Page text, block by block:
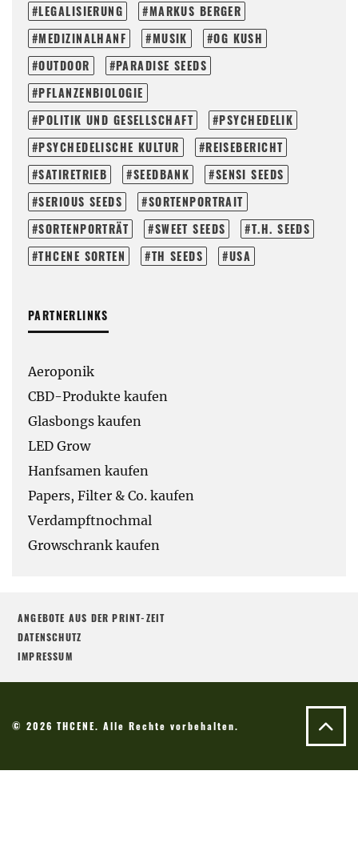
LEGALISIERUNG
MARKUS BERGER
MEDIZINALHANF
MUSIK
OG KUSH
OUTDOOR
PARADISE SEEDS
PFLANZENBIOLOGIE
POLITIK UND GESELLSCHAFT
PSYCHEDELIK
PSYCHEDELISCHE KULTUR
REISEBERICHT
SATIRETRIEB
SEEDBANK
SENSI SEEDS
SERIOUS SEEDS
SORTENPORTRAIT
SORTENPORTRÄT
SWEET SEEDS
T.H. SEEDS
THCENE SORTEN
TH SEEDS USA
PARTNERLINKS
Aeroponik
CBD-Produkte kaufen
Glasbongs kaufen
LED Grow
Hanfsamen kaufen
Papers, Filter & Co. kaufen
Verdampftnochmal
Growschrank kaufen
ANGEBOTE AUS DER PRINT-ZEIT
DATENSCHUTZ
IMPRESSUM
© 2026 THCENE. Alle Rechte vorbehalten.